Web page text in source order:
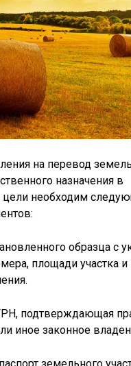
на перевод
назначения в
необходим
образца с
площади участка и
подтверждающая
иное законное